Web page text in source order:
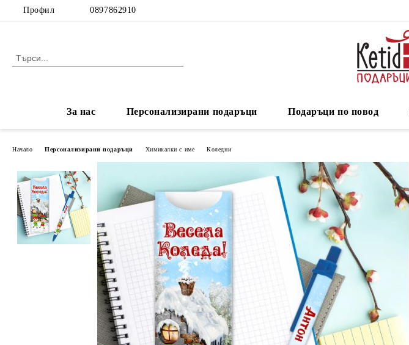
Профил 0897862910
За нас Персонализирани подаръци Подаръци по повод
Начало Персонализирани подаръци Химикалки с име Коледни